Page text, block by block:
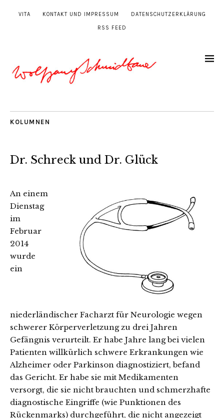
VITA KONTAKT UND IMPRESSUM DATENSCHUTZERKLÄRUNG
RSS FEED
KOLUMNEN
Dr. Schreck und Dr. Glück
An einem
Dienstag
im
Februar
2014
wurde
ein
niederländischer Facharzt für Neurologie wegen
schwerer Körperverletzung zu drei Jahren
Gefängnis verurteilt. Er habe Jahre lang bei vielen
Patienten willkürlich schwere Erkrankungen wie
Alzheimer oder Parkinson diagnostiziert, befand
das Gericht. Er habe sie mit Medikamenten
versorgt, die sie nicht brauchten und schmerzhafte
diagnostische Eingriffe (wie Punktionen des
Rückenmarks) durchgeführt, die nicht angezeigt